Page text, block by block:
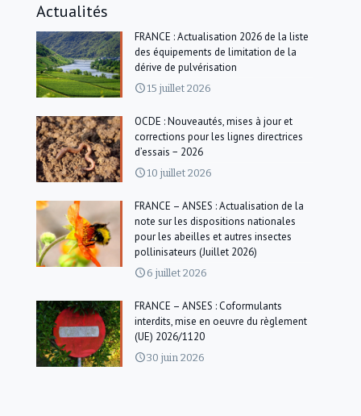
Actualités
FRANCE : Actualisation 2026 de la liste
des équipements de limitation de la
dérive de pulvérisation
15 juillet 2026
OCDE : Nouveautés, mises à jour et
corrections pour les lignes directrices
d’essais − 2026
10 juillet 2026
FRANCE – ANSES : Actualisation de la
note sur les dispositions nationales
pour les abeilles et autres insectes
pollinisateurs (Juillet 2026)
6 juillet 2026
FRANCE – ANSES : Coformulants
interdits, mise en oeuvre du règlement
(UE) 2026/1120
30 juin 2026